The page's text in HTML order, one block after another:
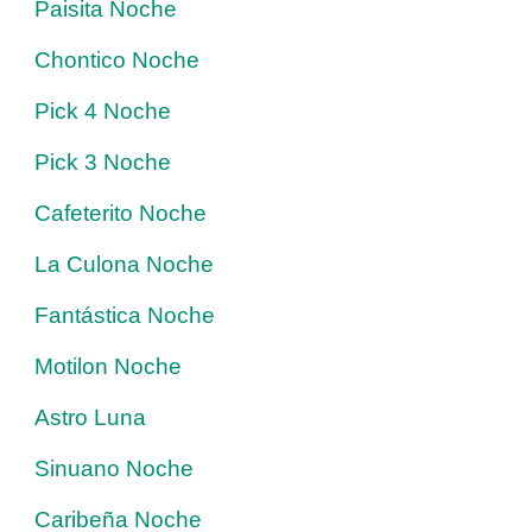
Paisita Noche
Chontico Noche
Pick 4 Noche
Pick 3 Noche
Cafeterito Noche
La Culona Noche
Fantástica Noche
Motilon Noche
Astro Luna
Sinuano Noche
Caribeña Noche